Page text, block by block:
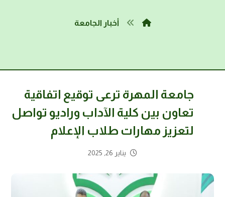
أخبار الجامعة
جامعة المهرة ترعى توقيع اتفاقية
تعاون بين كلية الآداب وراديو تواصل
لتعزيز مهارات طلاب الإعلام
يناير 26, 2025